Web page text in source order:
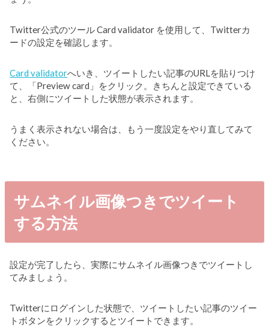
Twitter公式のツール Card validator を使用して、Twitterカ
ードの設定を確認します。
Card validatorへいき、ツイートしたい記事のURLを貼りつけ
て、「Preview card」をクリック。きちんと設定できている
と、右側にツイートした状態が表示されます。
うまく表示されない場合は、もう一度設定をやり直してみて
ください。
サムネイル画像つきでツイート
する方法
設定が完了したら、実際にサムネイル画像つきでツイートし
てみましょう。
Twitterにログインした状態で、ツイートしたい記事のツイー
トボタンをクリックするとツイートできます。